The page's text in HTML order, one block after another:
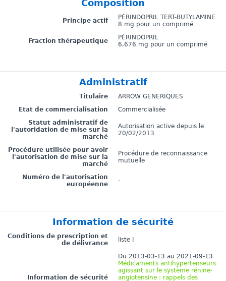
Composition
Principe actif
PÉRINDOPRIL TERT-BUTYLAMINE
8 mg pour un comprimé
Fraction thérapeutique
PÉRINDOPRIL
6,676 mg pour un comprimé
Administratif
Titulaire
ARROW GENERIQUES
Etat de commercialisation
Commercialisée
Statut administratif de
l'autoridation de mise sur la
marché
Autorisation active depuis le
20/02/2013
Procédure utilisée pour avoir
l'autorisation de mise sur la
marché
Procédure de reconnaissance
mutuelle
Numéro de l'autorisation
européenne
-
Information de sécurité
Conditions de prescription et
de délivrance
liste I
Information de sécurité
Du 2013-03-13 au 2021-09-13
Médicaments antihypertenseurs
agissant sur le système rénine-
angiotensine : rappels des